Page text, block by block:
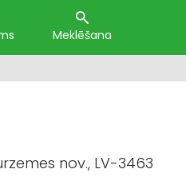
Meklēšana
nov., LV-3463